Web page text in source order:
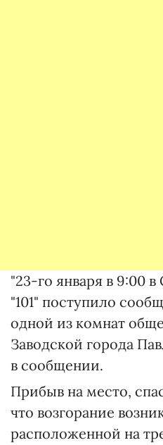
"23-го января в 9:00
"101" поступило
одной из комнат
Заводской города
в сообщении.
Прибыв на место,
что возгорание
расположенной на